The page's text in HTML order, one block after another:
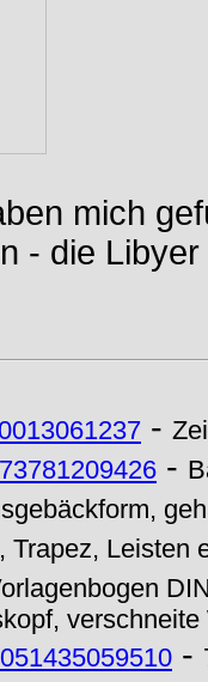
mich
- die
-
-
Trapez, Leisten
-